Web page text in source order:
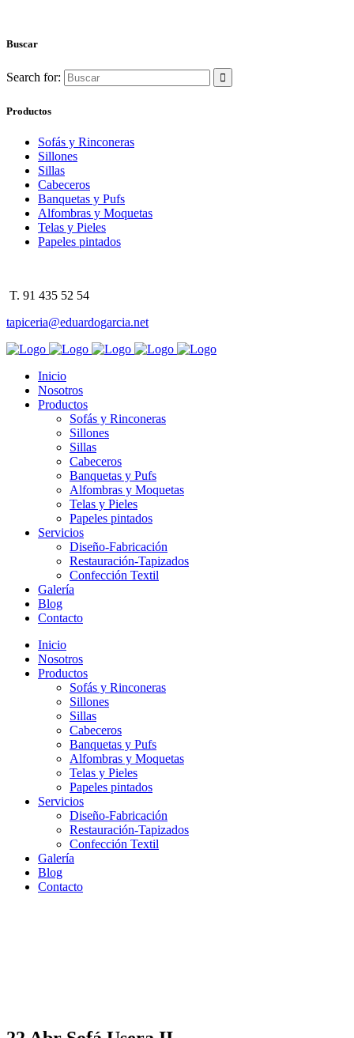
Buscar
Search for:
Productos
Sofás y Rinconeras
Sillones
Sillas
Cabeceros
Banquetas y Pufs
Alfombras y Moquetas
Telas y Pieles
Papeles pintados
T. 91 435 52 54
tapiceria@eduardogarcia.net
Inicio
Nosotros
Productos
Sofás y Rinconeras
Sillones
Sillas
Cabeceros
Banquetas y Pufs
Alfombras y Moquetas
Telas y Pieles
Papeles pintados
Servicios
Diseño-Fabricación
Restauración-Tapizados
Confección Textil
Galería
Blog
Contacto
Inicio
Nosotros
Productos
Sofás y Rinconeras
Sillones
Sillas
Cabeceros
Banquetas y Pufs
Alfombras y Moquetas
Telas y Pieles
Papeles pintados
Servicios
Diseño-Fabricación
Restauración-Tapizados
Confección Textil
Galería
Blog
Contacto